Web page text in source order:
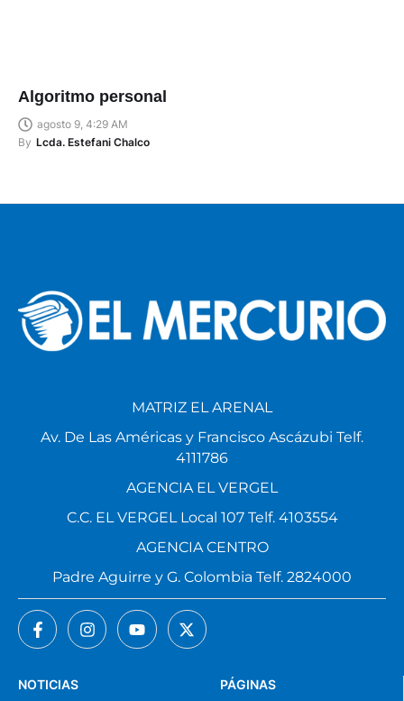
Algoritmo personal
agosto 9, 4:29 AM
By Lcda. Estefani Chalco
PÁGINAS
NOTICIAS
MATRIZ EL ARENAL
Av. De Las Américas y Francisco Ascázubi Telf.
4111786
AGENCIA EL VERGEL
C.C. EL VERGEL Local 107 Telf. 4103554
AGENCIA CENTRO
Padre Aguirre y G. Colombia Telf. 2824000